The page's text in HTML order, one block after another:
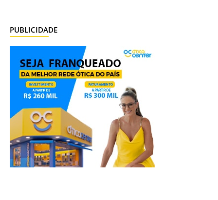
PUBLICIDADE